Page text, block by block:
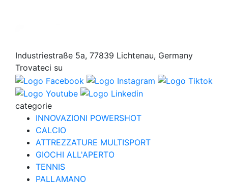
Industriestraße 5a, 77839 Lichtenau, Germany
Trovateci su
categorie
INNOVAZIONI POWERSHOT
CALCIO
ATTREZZATURE MULTISPORT
GIOCHI ALL'APERTO
TENNIS
PALLAMANO